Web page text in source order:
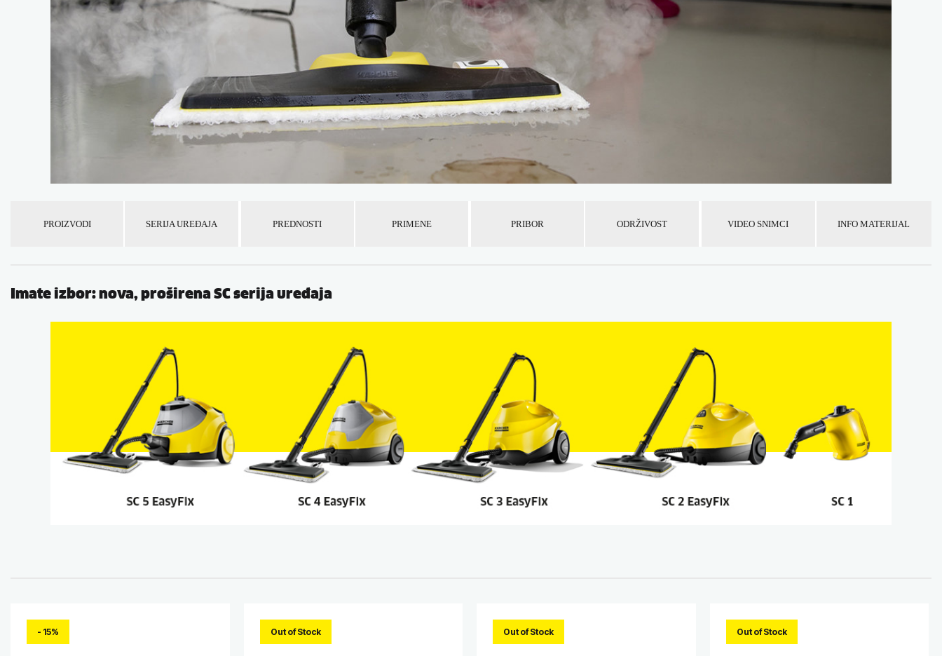
PROIZVODI SERIJA UREĐAJA PREDNOSTI PRIMENE PRIBOR ODRŽIVOST VIDEO SNIMCI INFO MATERIJAL
Imate izbor: nova, proširena SC serija uređaja
- 15% Out of Stock Out of Stock Out of Stock